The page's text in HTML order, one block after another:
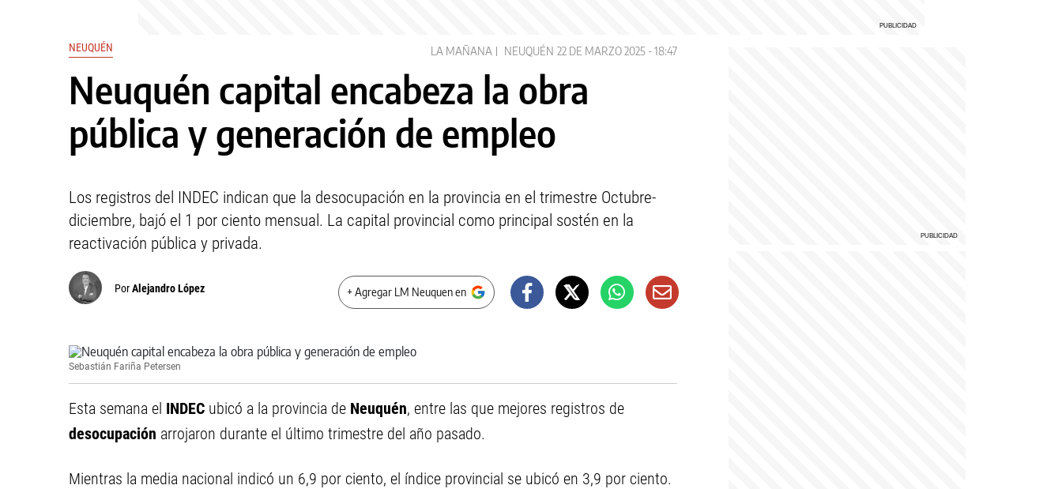
NEUQUÉN LA MAÑANA NEUQUÉN 22 DE MARZO 2025 - 18:47
Neuquén capital encabeza la obra
pública y generación de empleo
Los registros del INDEC indican que la desocupación en la provincia en el trimestre Octubre-
diciembre, bajó el 1 por ciento mensual. La capital provincial como principal sostén en la
reactivación pública y privada.
PorAlejandro López + Agregar LM Neuquen en
Sebastián Fariña Petersen
Esta semana el INDEC ubicó a la provincia de Neuquén, entre las que mejores registros de
desocupación arrojaron durante el último trimestre del año pasado.
Mientras la media nacional indicó un 6,9 por ciento, el índice provincial se ubicó en 3,9 por ciento.